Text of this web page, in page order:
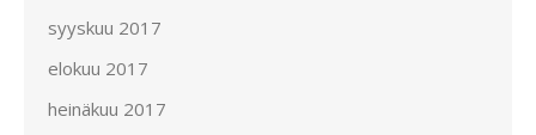
syyskuu 2017
elokuu 2017
heinäkuu 2017